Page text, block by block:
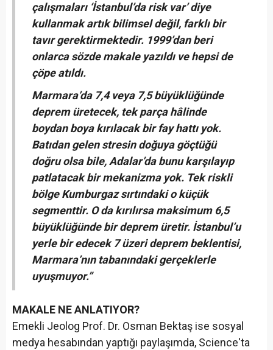
çalışmaları ‘İstanbul’da risk var’ diye
kullanmak artık bilimsel değil, farklı bir
tavır gerektirmektedir. 1999’dan beri
onlarca sözde makale yazıldı ve hepsi de
çöpe atıldı.
Marmara’da 7,4 veya 7,5 büyüklüğünde
deprem üretecek, tek parça hâlinde
boydan boya kırılacak bir fay hattı yok.
Batıdan gelen stresin doğuya göçtüğü
doğru olsa bile, Adalar’da bunu karşılayıp
patlatacak bir mekanizma yok. Tek riskli
bölge Kumburgaz sırtındaki o küçük
segmenttir. O da kırılırsa maksimum 6,5
büyüklüğünde bir deprem üretir. İstanbul’u
yerle bir edecek 7 üzeri deprem beklentisi,
Marmara’nın tabanındaki gerçeklerle
uyuşmuyor.”
MAKALE NE ANLATIYOR?
Emekli Jeolog Prof. Dr. Osman Bektaş ise sosyal
medya hesabından yaptığı paylaşımda, Science'ta